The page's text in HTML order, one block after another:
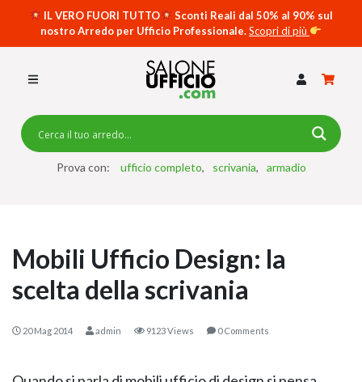
IL VERO FUORI TUTTO
Sconti Reali dal 50% al 90% sul
nostro Arredo per Ufficio Professionale.Scopri di più
Prova con: ufficio completo scrivania armadio
SCRIVANIE SPECIAL DESK
CASSETTIERE
RECEPTION
TAVOLI RIUNIONE
ACCESSORI
Mobili Ufficio Design: la
scelta della scrivania
20 Mag 2014 admin 9123 Views 0 Comments